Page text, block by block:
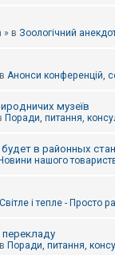
» в Зоологічний
Анонси конференцій,
музеїв
Поради, питання,
в районных
Новини нашого
Світле і тепле - Просто
перекладу
Поради, питання,